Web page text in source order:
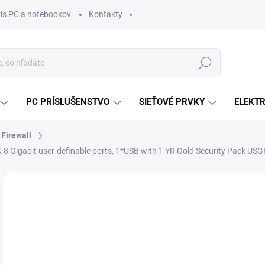
PC a notebookov Kontakty
Hľadať
PC PRÍSLUŠENSTVO SIEŤOVÉ PRVKY
Gigabit user-definable ports, 1*USB with 1 YR Gold Security Pack